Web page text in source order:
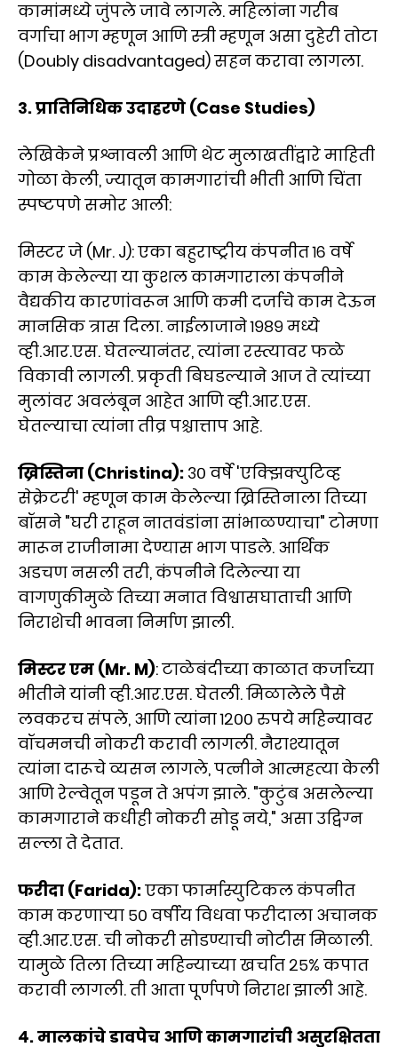
कामांमध्ये जुंपले जावे लागले. महिलांना गरीब
वर्गाचा भाग म्हणून आणि स्त्री म्हणून असा दुहेरी तोटा
(Doubly disadvantaged) सहन करावा लागला.
३. प्रातिनिधिक उदाहरणे (Case Studies)
लेखिकेने प्रश्नावली आणि थेट मुलाखतींद्वारे माहिती
गोळा केली, ज्यातून कामगारांची भीती आणि चिंता
स्पष्टपणे समोर आली:
मिस्टर जे (Mr. J): एका बहुराष्ट्रीय कंपनीत १६ वर्षे
काम केलेल्या या कुशल कामगाराला कंपनीने
वैद्यकीय कारणांवरून आणि कमी दर्जाचे काम देऊन
मानसिक त्रास दिला. नाईलाजाने १९८९ मध्ये
व्ही.आर.एस. घेतल्यानंतर, त्यांना रस्त्यावर फळे
विकावी लागली. प्रकृती बिघडल्याने आज ते त्यांच्या
मुलांवर अवलंबून आहेत आणि व्ही.आर.एस.
घेतल्याचा त्यांना तीव्र पश्चात्ताप आहे.
ख्रिस्तिना (Christina): ३० वर्षे 'एक्झिक्युटिव्ह
सेक्रेटरी' म्हणून काम केलेल्या ख्रिस्तिनाला तिच्या
बॉसने "घरी राहून नातवंडांना सांभाळण्याचा" टोमणा
मारून राजीनामा देण्यास भाग पाडले. आर्थिक
अडचण नसली तरी, कंपनीने दिलेल्या या
वागणुकीमुळे तिच्या मनात विश्वासघाताची आणि
निराशेची भावना निर्माण झाली.
मिस्टर एम (Mr. M): टाळेबंदीच्या काळात कर्जाच्या
भीतीने यांनी व्ही.आर.एस. घेतली. मिळालेले पैसे
लवकरच संपले, आणि त्यांना १२०० रुपये महिन्यावर
वॉचमनची नोकरी करावी लागली. नैराश्यातून
त्यांना दारूचे व्यसन लागले, पत्नीने आत्महत्या केली
आणि रेल्वेतून पडून ते अपंग झाले. "कुटुंब असलेल्या
कामगाराने कधीही नोकरी सोडू नये," असा उद्विग्न
सल्ला ते देतात.
फरीदा (Farida):एका फार्मास्युटिकल कंपनीत
काम करणाऱ्या ५० वर्षीय विधवा फरीदाला अचानक
व्ही.आर.एस. ची नोकरी सोडण्याची नोटीस मिळाली.
यामुळे तिला तिच्या महिन्याच्या खर्चात २५% कपात
करावी लागली. ती आता पूर्णपणे निराश झाली आहे.
४. मालकांचे डावपेच आणि कामगारांची असुरक्षितता